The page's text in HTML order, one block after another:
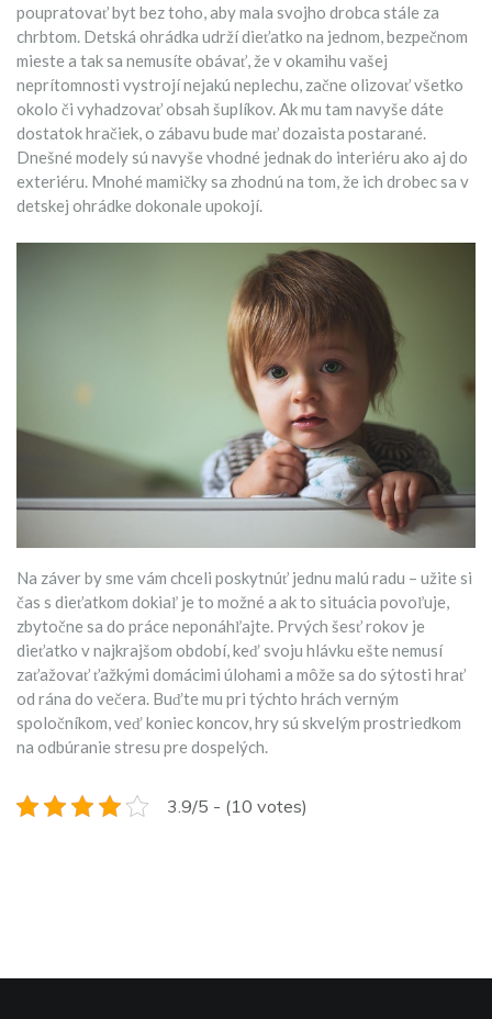
poupratovať byt bez toho, aby mala svojho drobca stále za
chrbtom. Detská ohrádka udrží dieťatko na jednom, bezpečnom
mieste a tak sa nemusíte obávať, že v okamihu vašej
neprítomnosti vystrojí nejakú neplechu, začne olizovať všetko
okolo či vyhadzovať obsah šuplíkov. Ak mu tam navyše dáte
dostatok hračiek, o zábavu bude mať dozaista postarané.
Dnešné modely sú navyše vhodné jednak do interiéru ako aj do
exteriéru. Mnohé mamičky sa zhodnú na tom, že ich drobec sa v
detskej ohrádke dokonale upokojí.
Na záver by sme vám chceli poskytnúť jednu malú radu – užite si
čas s dieťatkom dokiaľ je to možné a ak to situácia povoľuje,
zbytočne sa do práce neponáhľajte. Prvých šesť rokov je
dieťatko v najkrajšom období, keď svoju hlávku ešte nemusí
zaťažovať ťažkými domácimi úlohami a môže sa do sýtosti hrať
od rána do večera. Buďte mu pri týchto hrách verným
spoločníkom, veď koniec koncov, hry sú skvelým prostriedkom
na odbúranie stresu pre dospelých.
3.9/5 - (10 votes)